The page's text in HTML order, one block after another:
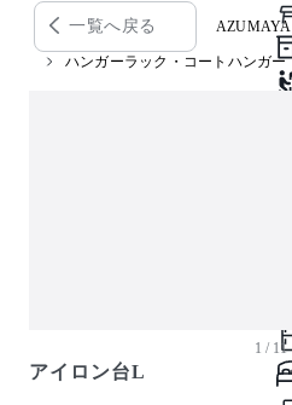
一覧へ戻る AZUMAYA
ハンガーラック・コートハンガー
1 / 11
アイロン台L